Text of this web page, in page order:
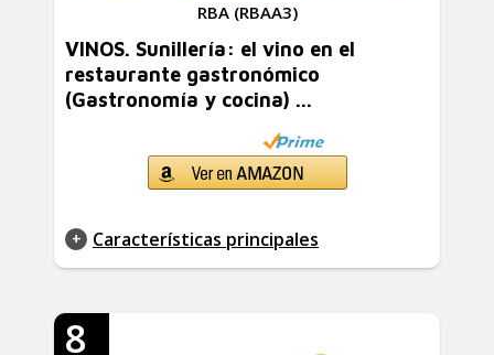
RBA (RBAA3)
VINOS. Sunillería: el vino en el
restaurante gastronómico
(Gastronomía y cocina) ...
Características principales
8